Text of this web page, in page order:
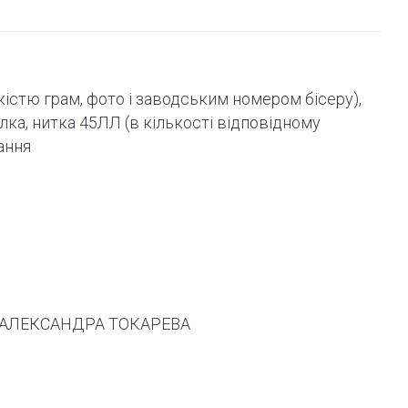
грам, фото і заводським номером бісеру),
нитка 45ЛЛ (в кількості відповідному
АЛЕКСАНДРА ТОКАРЕВА